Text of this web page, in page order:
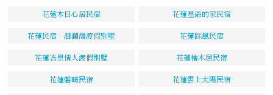
花蓮木目心居民宿 花蓮星爺的家民宿
花蓮民宿‧洄瀾灣渡假別墅 花蓮踩風民宿
花蓮峇里情人渡假別墅 花蓮檜木居民宿
花蓮馨晴民宿 花蓮雲上太陽民宿